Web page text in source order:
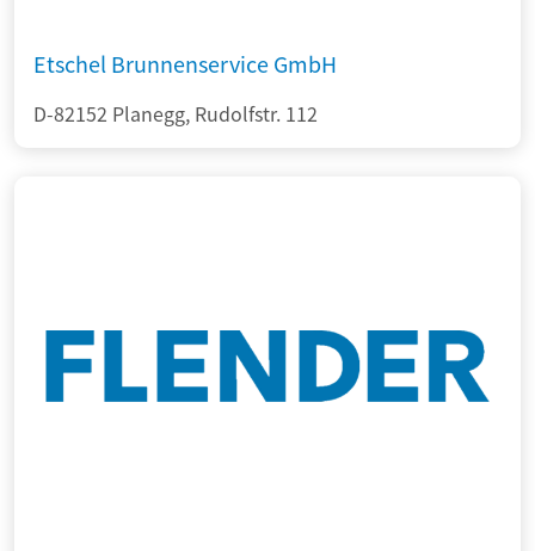
Etschel Brunnenservice GmbH
D-82152 Planegg, Rudolfstr. 112